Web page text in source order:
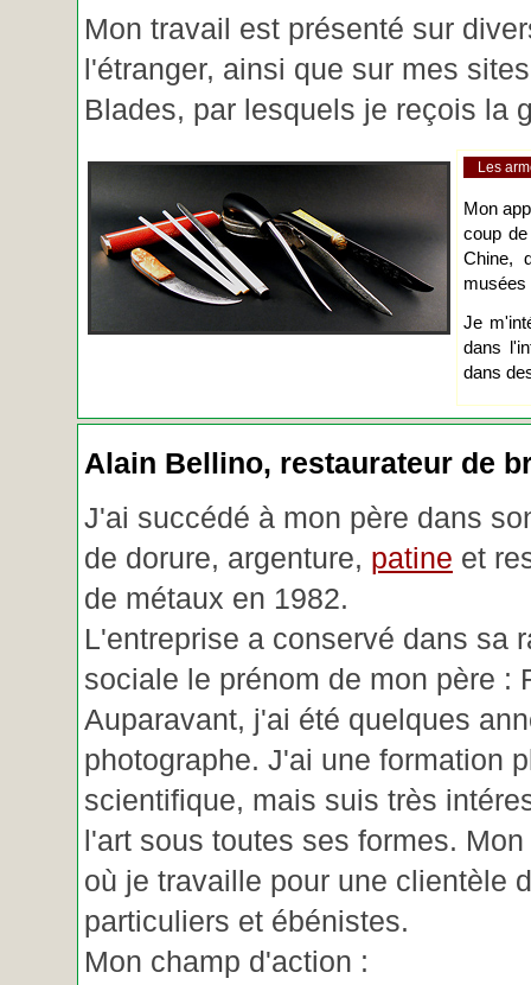
Mon travail est présenté sur
l'étranger, ainsi que sur mes
Blades, par lesquels je reçois la
Les
Mon
coup
Chine,
musées
Je
dans
dans
Alain Bellino, restaurateur de
J'ai succédé à mon père dans
de dorure, argenture, patine et
de métaux en 1982.
L'entreprise a conservé dans sa
sociale le prénom de mon père :
Auparavant, j'ai été quelques
photographe. J'ai une formation
scientifique, mais suis très
l'art sous toutes ses formes.
où je travaille pour une clientèle
particuliers et ébénistes.
Mon champ d'action :